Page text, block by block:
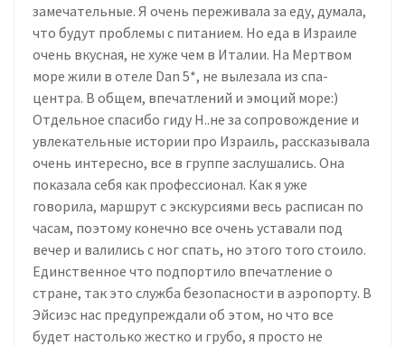
замечательные. Я очень переживала за еду, думала,
что будут проблемы с питанием. Но еда в Израиле
очень вкусная, не хуже чем в Италии. На Мертвом
море жили в отеле Dan 5*, не вылезала из спа-
центра. В общем, впечатлений и эмоций море:)
Отдельное спасибо гиду Н..не за сопровождение и
увлекательные истории про Израиль, рассказывала
очень интересно, все в группе заслушались. Она
показала себя как профессионал. Как я уже
говорила, маршрут с экскурсиями весь расписан по
часам, поэтому конечно все очень уставали под
вечер и валились с ног спать, но этого того стоило.
Единственное что подпортило впечатление о
стране, так это служба безопасности в аэропорту. В
Эйсиэс нас предупреждали об этом, но что все
будет настолько жестко и грубо, я просто не